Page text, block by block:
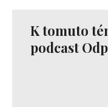
K tomuto
podcast